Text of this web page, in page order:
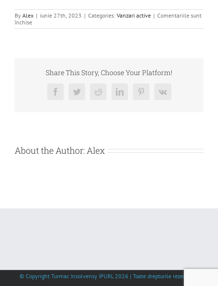
By Alex | iunie 27th, 2023 | Categories: Vanzari active | Comentariile sunt
închisepentru
de
LOGISTICShare This Story, Choose Your Platform!
FacebookTwitterRedditLinkedInPinterest
Vk
About the Author: Alex
© Copyright Turmac Insolvensy IPURL 2026 | Toate drepturile rezervate |